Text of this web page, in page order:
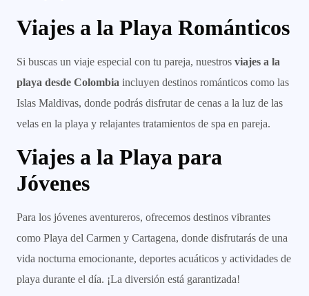
Viajes a la Playa Románticos
Si buscas un viaje especial con tu pareja, nuestros viajes a la
playa desde Colombia incluyen destinos románticos como las
Islas Maldivas, donde podrás disfrutar de cenas a la luz de las
velas en la playa y relajantes tratamientos de spa en pareja.
Viajes a la Playa para
Jóvenes
Para los jóvenes aventureros, ofrecemos destinos vibrantes
como Playa del Carmen y Cartagena, donde disfrutarás de una
vida nocturna emocionante, deportes acuáticos y actividades de
playa durante el día. ¡La diversión está garantizada!